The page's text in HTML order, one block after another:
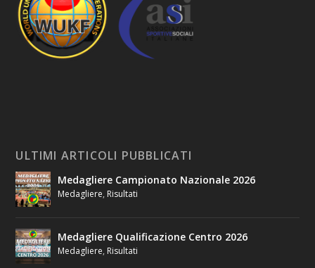
ULTIMI ARTICOLI PUBBLICATI
Medagliere Campionato Nazionale 2026
Medagliere, Risultati
Medagliere Qualificazione Centro 2026
Medagliere, Risultati